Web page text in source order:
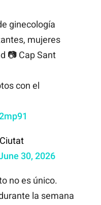
ginecología
mujeres
📷 Cap Sant
con el
30, 2026
no es único.
la semana